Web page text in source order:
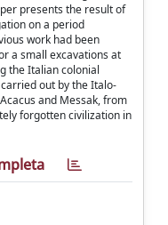
presents the result of
on a period
work had been
a small excavations at
the Italian colonial
out by the Italo-
and Messak, from
forgotten civilization in